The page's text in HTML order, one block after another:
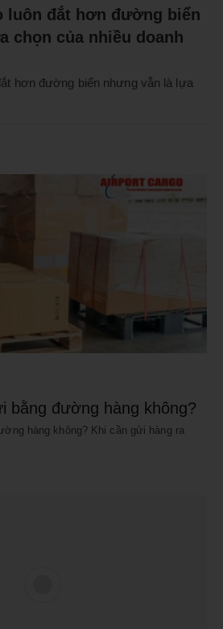
luôn đắt hơn đường biển
chọn của nhiều doanh
hơn đường biển nhưng vẫn là lựa
bằng đường hàng không?
hàng không? Khi cần gửi hàng ra